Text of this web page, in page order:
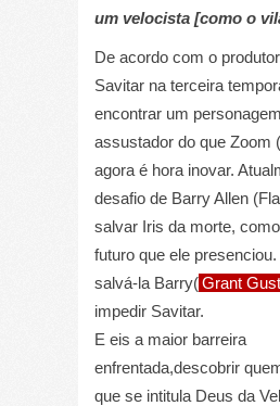
um velocista [como o
De acordo com o
Savitar na terceira
encontrar um
assustador do que Zoom
agora é hora inovar.
desafio de Barry Allen
salvar Iris da morte,
futuro que ele
salvá-la Barry( Grant
impedir Savitar.
E eis a maior barreira
enfrentada,descobrir
que se intitula Deus da